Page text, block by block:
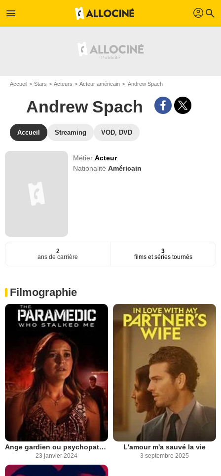
menu profil search
Accueil Stars Acteurs Acteur américain Andrew Spach
Andrew Spach
Accueil Streaming VOD, DVD
MétierActeur
NationalitéAméricain
2
ans de carrière
3
films et séries tournés
Filmographie
Ange gardien ou psychopathe ?
23 janvier 2024
L'amour m'a sauvé la vie
3 septembre 2025